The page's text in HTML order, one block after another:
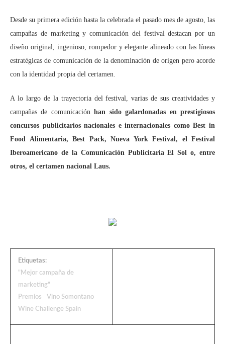
Desde su primera edición hasta la celebrada el pasado mes de agosto, las
campañas de marketing y comunicación del festival destacan por un
diseño original, ingenioso, rompedor y elegante alineado con las líneas
estratégicas de comunicación de la denominación de origen pero acorde
con la identidad propia del certamen.
A lo largo de la trayectoria del festival, varias de sus creatividades y
campañas de comunicaciónhan sido galardonadas en prestigiosos
concursos publicitarios nacionales e internacionales como Best in
Food Alimentaria, Best Pack, Nueva York Festival, el Festival
Iberoamericano de la Comunicación Publicitaria El Sol o, entre
otros, el certamen nacional Laus.
Etiquetas:
"Mejor campaña de
marketing"
Premios
Vino Somontano
Wine Challenge Spain